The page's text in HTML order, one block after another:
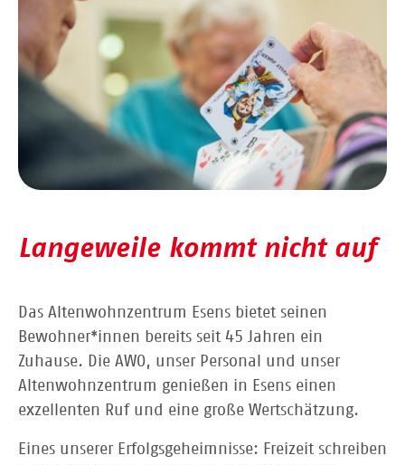
Langeweile kommt nicht auf
Das Altenwohnzentrum Esens bietet seinen
Bewohner*innen bereits seit 45 Jahren ein
Zuhause. Die AWO, unser Personal und unser
Altenwohnzentrum genießen in Esens einen
exzellenten Ruf und eine große Wertschätzung.
Eines unserer Erfolgsgeheimnisse: Freizeit schreiben